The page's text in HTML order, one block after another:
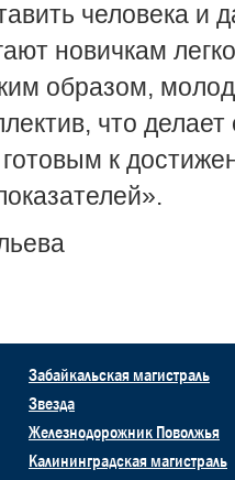
человека и
новичкам легко
образом,
что
к
Забайкальская магистраль
Звезда
Железнодорожник Поволжья
Калининградская магистраль